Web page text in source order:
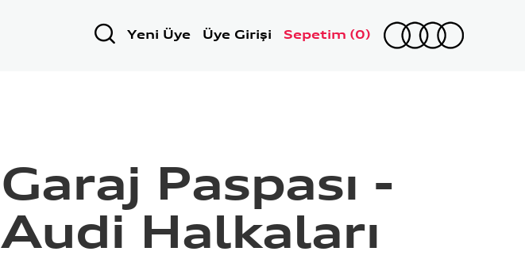
Yeni Üye Üye Girişi Sepetim (0)
Garaj Paspası -
Audi Halkaları